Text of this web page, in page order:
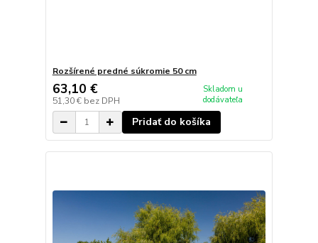
Rozšírené predné súkromie 50 cm
63,10 €
51,30 € bez DPH
Skladom u
dodávateľa
Pridať do košíka